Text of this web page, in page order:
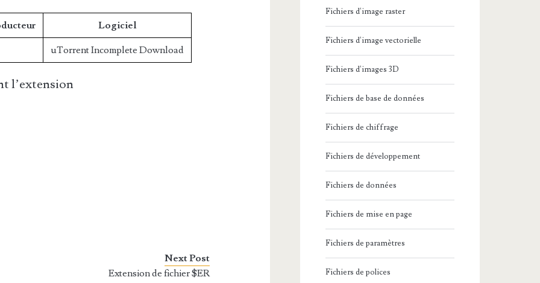
Logiciel
uTorrent Incomplete Download
l’extension
Next Post
Extension de fichier $ER
Fichiers d'image raster
Fichiers d'image vectorielle
Fichiers d'images 3D
Fichiers de base de données
Fichiers de chiffrage
Fichiers de développement
Fichiers de données
Fichiers de mise en page
Fichiers de paramètres
Fichiers de polices